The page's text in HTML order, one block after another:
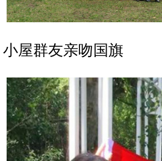
小屋群友亲吻国旗